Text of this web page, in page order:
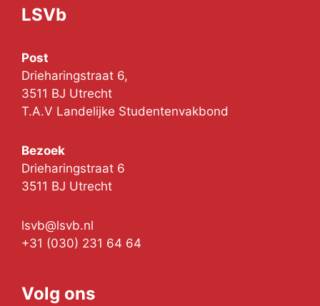
LSVb
Post
Drieharingstraat 6,
3511 BJ Utrecht
T.A.V Landelijke Studentenvakbond
Bezoek
Drieharingstraat 6
3511 BJ Utrecht
lsvb@lsvb.nl
+31 (030) 231 64 64
Volg ons